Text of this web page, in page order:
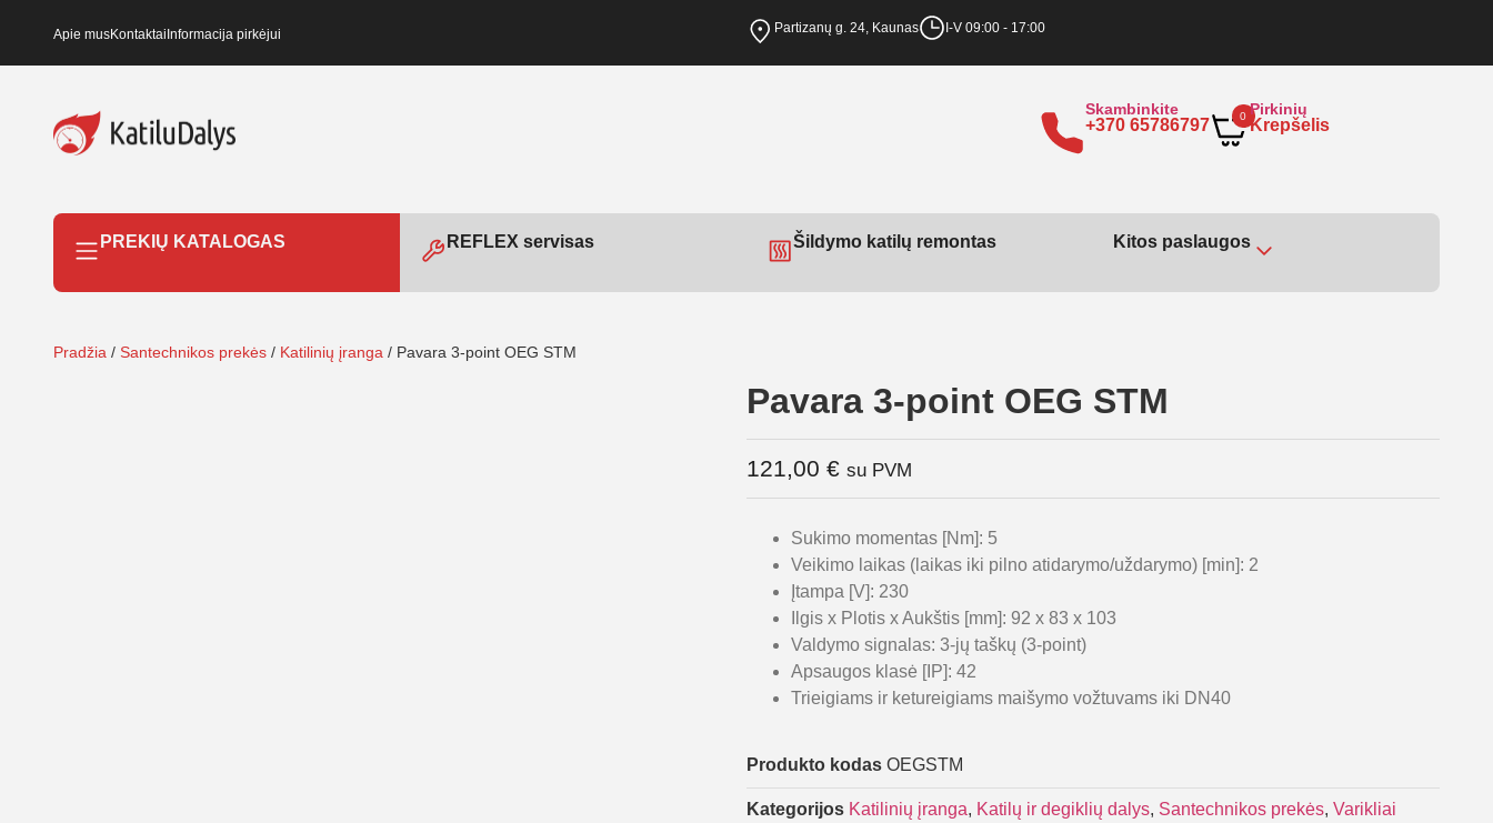
Apie musKontaktaiInformacija pirkėjui Partizanų g. 24, Kaunas I-V 09:00 - 17:00
Skambinkite
+370 65786797 0 Pirkinių
Krepšelis
PREKIŲ KATALOGAS REFLEX servisas Šildymo katilų remontas Kitos paslaugos
Pradžia / Santechnikos prekės / Katilinių įranga / Pavara 3-point OEG STM
Pavara 3-point OEG STM
121,00 € su PVM
Sukimo momentas [Nm]: 5
Veikimo laikas (laikas iki pilno atidarymo/uždarymo) [min]: 2
Įtampa [V]: 230
Ilgis x Plotis x Aukštis [mm]: 92 x 83 x 103
Valdymo signalas: 3-jų taškų (3-point)
Apsaugos klasė [IP]: 42
Trieigiams ir ketureigiams maišymo vožtuvams iki DN40
Produkto kodas OEGSTM
Kategorijos Katilinių įranga, Katilų ir degiklių dalys, Santechnikos prekės, Varikliai